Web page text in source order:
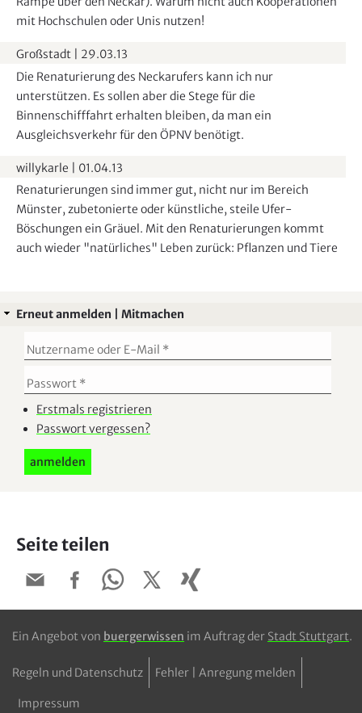
mit Hochschulen oder Unis nutzen!
Großstadt
29.03.13
Die Renaturierung des Neckarufers kann ich nur
unterstützen. Es sollen aber die Stege für die
Binnenschifffahrt erhalten bleiben, da man ein
Ausgleichsverkehr für den ÖPNV benötigt.
willykarle
01.04.13
Renaturierungen sind immer gut, nicht nur im Bereich
Münster, zubetonierte oder künstliche, steile Ufer-
Böschungen ein Gräuel. Mit den Renaturierungen kommt
auch wieder "natürliches" Leben zurück: Pflanzen und Tiere
Erneut anmelden | Mitmachen
Erstmals registrieren
Passwort vergessen?
Seite teilen
Ein Angebot von buergerwissen im Auftrag der Stadt Stuttgart.
Regeln und Datenschutz Fehler | Anregung melden
Impressum